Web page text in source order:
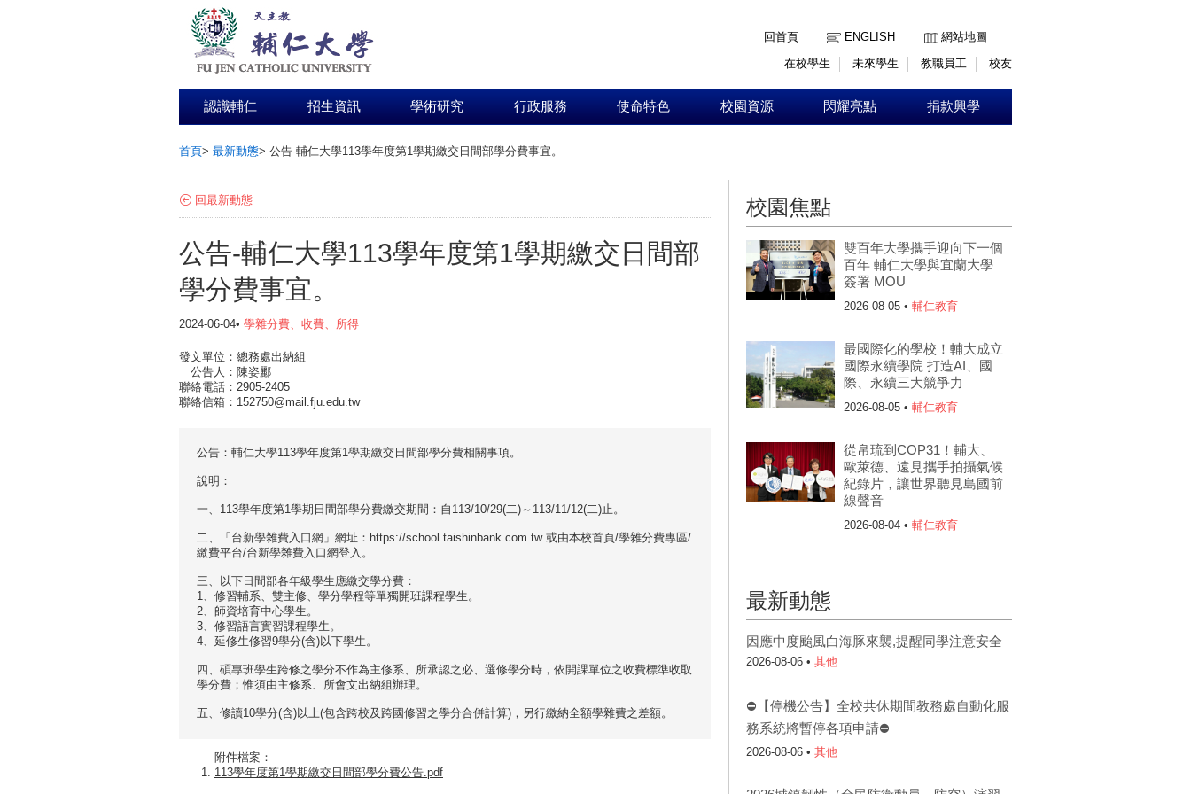
回首頁
ENGLISH
網站地圖
在校學生
未來學生 教職員工 校友
認識輔仁 招生資訊 學術研究 行政服務 使命特色 校園資源 閃耀亮點 捐款興學
首頁> 最新動態> 公告-輔仁大學113學年度第1學期繳交日間部學分費事宜。
回最新動態
公告-輔仁大學113學年度第1學期繳交日間部
學分費事宜。
2024-06-04• 學雜分費、收費、所得
發文單位：總務處出納組
公告人：陳姿酈
聯絡電話：2905-2405
聯絡信箱：152750@mail.fju.edu.tw
公告：輔仁大學113學年度第1學期繳交日間部學分費相關事項。
說明：
一、113學年度第1學期日間部學分費繳交期間：自113/10/29(二)～113/11/12(二)止。
二、「台新學雜費入口網」網址：https://school.taishinbank.com.tw 或由本校首頁/學雜分費專區/
繳費平台/台新學雜費入口網登入。
三、以下日間部各年級學生應繳交學分費：
1、修習輔系、雙主修、學分學程等單獨開班課程學生。
2、師資培育中心學生。
3、修習語言實習課程學生。
4、延修生修習9學分(含)以下學生。
四、碩專班學生跨修之學分不作為主修系、所承認之必、選修學分時，依開課單位之收費標準收取
學分費；惟須由主修系、所會文出納組辦理。
五、修讀10學分(含)以上(包含跨校及跨國修習之學分合併計算)，另行繳納全額學雜費之差額。
附件檔案：
113學年度第1學期繳交日間部學分費公告.pdf
校園焦點
雙百年大學攜手迎向下一個
百年 輔仁大學與宜蘭大學
簽署 MOU
2026-08-05 • 輔仁教育
最國際化的學校！輔大成立
國際永續學院 打造AI、國
際、永續三大競爭力
2026-08-05 • 輔仁教育
從帛琉到COP31！輔大、
歐萊德、遠見攜手拍攝氣候
紀錄片，讓世界聽見島國前
線聲音
2026-08-04 • 輔仁教育
最新動態
因應中度颱風白海豚來襲,提醒同學注意安全
2026-08-06 • 其他
⛔【停機公告】全校共休期間教務處自動化服
務系統將暫停各項申請⛔
2026-08-06 • 其他